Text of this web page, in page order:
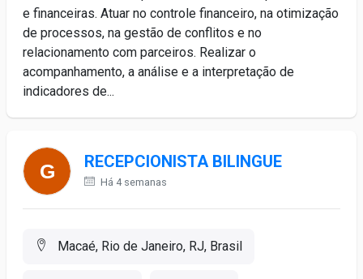
e financeiras. Atuar no controle financeiro, na otimização
de processos, na gestão de conflitos e no
relacionamento com parceiros. Realizar o
acompanhamento, a análise e a interpretação de
indicadores de...
RECEPCIONISTA BILINGUE
Há 4 semanas
Macaé, Rio de Janeiro, RJ, Brasil